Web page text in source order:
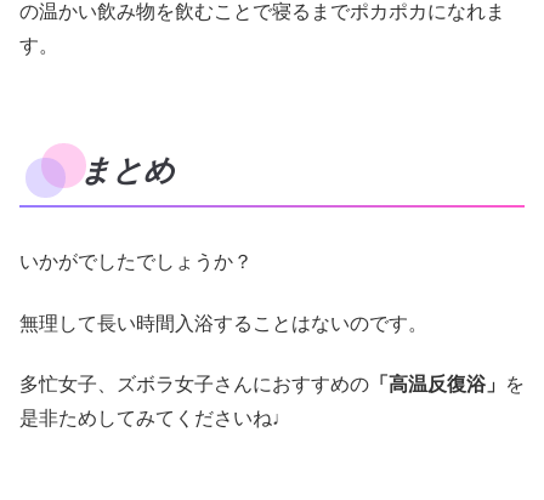
の温かい飲み物を飲むことで寝るまでポカポカになれま
す。
まとめ
いかがでしたでしょうか？
無理して長い時間入浴することはないのです。
多忙女子、ズボラ女子さんにおすすめの 「高温反復浴」
を
是非ためしてみてくださいね♩